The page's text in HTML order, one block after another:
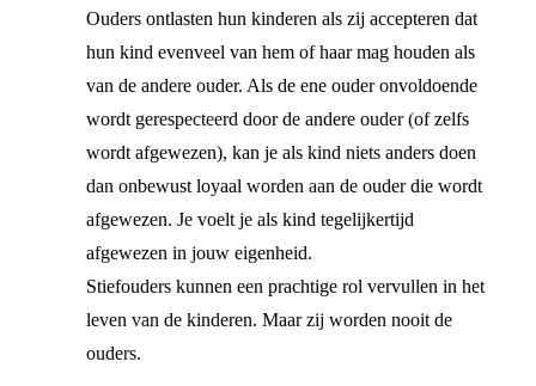
Ouders ontlasten hun kinderen als zij accepteren dat
hun kind evenveel van hem of haar mag houden als
van de andere ouder. Als de ene ouder onvoldoende
wordt gerespecteerd door de andere ouder (of zelfs
wordt afgewezen), kan je als kind niets anders doen
dan onbewust loyaal worden aan de ouder die wordt
afgewezen. Je voelt je als kind tegelijkertijd
afgewezen in jouw eigenheid.
Stiefouders kunnen een prachtige rol vervullen in het
leven van de kinderen. Maar zij worden nooit de
ouders.